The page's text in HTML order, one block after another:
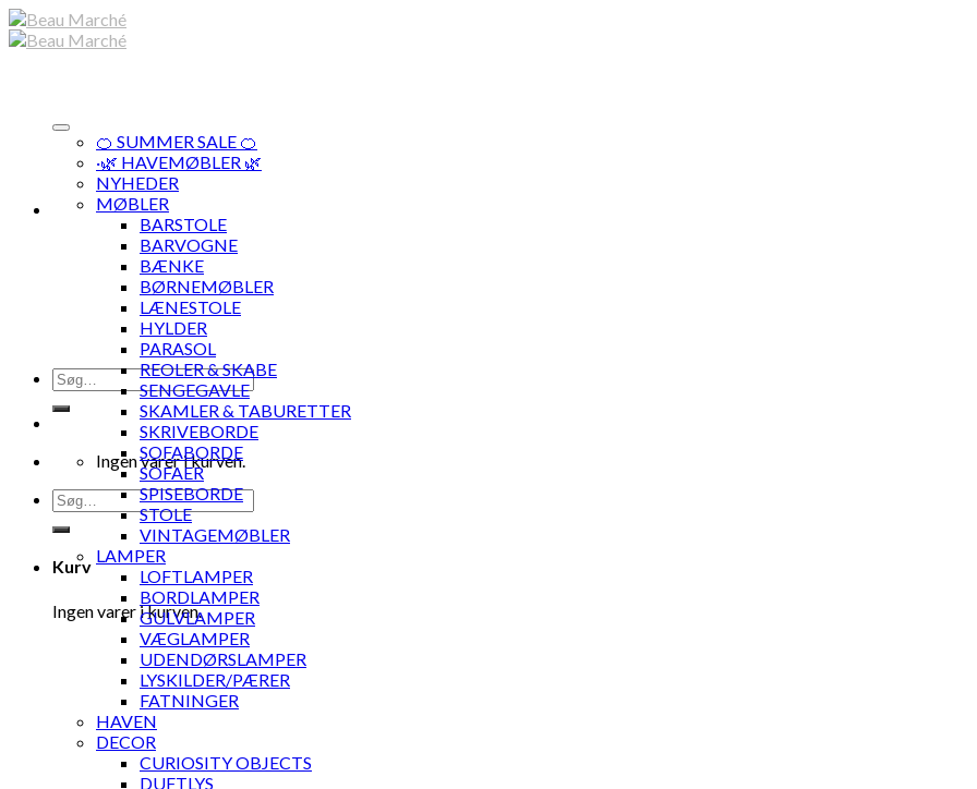
Skip
to
Søg
efter:
Ingen varer i kurven.
Søg
efter:
Kurv
Ingen varer i kurven.
🍊 SUMMER SALE 🍊
·🌿 HAVEMØBLER 🌿
NYHEDER
MØBLER
BARSTOLE
BARVOGNE
BÆNKE
BØRNEMØBLER
LÆNESTOLE
HYLDER
PARASOL
REOLER & SKABE
SENGEGAVLE
SKAMLER & TABURETTER
SKRIVEBORDE
SOFABORDE
SOFAER
SPISEBORDE
STOLE
VINTAGEMØBLER
LAMPER
LOFTLAMPER
BORDLAMPER
GULVLAMPER
VÆGLAMPER
UDENDØRSLAMPER
LYSKILDER/PÆRER
FATNINGER
HAVEN
DECOR
CURIOSITY OBJECTS
DUFTLYS